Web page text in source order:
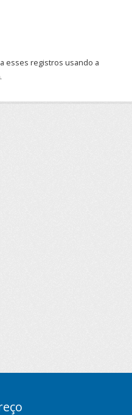
esses registros usando a